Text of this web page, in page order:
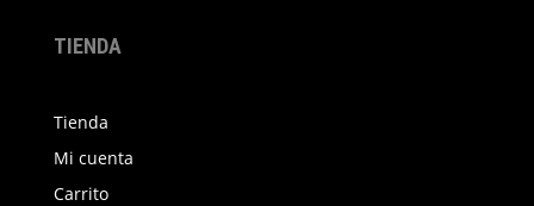
TIENDA
Tienda
Mi cuenta
Carrito